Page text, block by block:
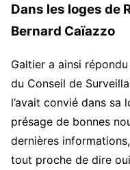
Dans les loges de
Bernard Caïazzo
Galtier a ainsi
du Conseil de
l’avait convié dans sa
présage de bonnes
dernières informations,
tout proche de dire